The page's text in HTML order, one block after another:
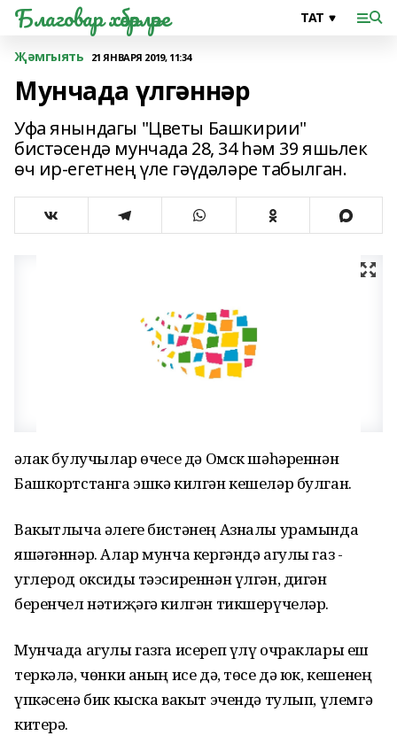
Благовар хәбәрләре
Җәмгыять 21 ЯНВАРЯ 2019, 11:34
Мунчада үлгәннәр
Уфа янындагы "Цветы Башкирии"
бистәсендә мунчада 28, 34 һәм 39 яшьлек
өч ир-егетнең үле гәүдәләре табылган.
Һәлак булучылар өчесе дә Омск шәһәреннән
Башкортстанга эшкә килгән кешеләр булган.
Вакытлыча әлеге бистәнең Азналы урамында
яшәгәннәр. Алар мунча кергәндә агулы газ -
углерод оксиды тәэсиреннән үлгән, дигән
беренчел нәтиҗәгә килгән тикшерүчеләр.
Мунчада агулы газга исереп үлү очраклары еш
теркәлә, чөнки аның исе дә, төсе дә юк, кешенең
үпкәсенә бик кыска вакыт эчендә тулып, үлемгә
китерә.